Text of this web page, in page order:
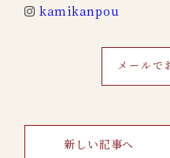
kamikanpou
メールで
新しい記事へ